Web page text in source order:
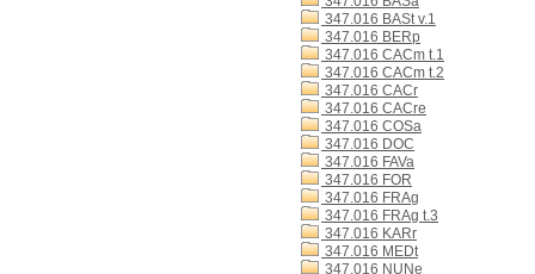
347.016 BASt v.1
347.016 BERp
347.016 CACm t.1
347.016 CACm t.2
347.016 CACr
347.016 CACre
347.016 COSa
347.016 DOC
347.016 FAVa
347.016 FOR
347.016 FRAg
347.016 FRAg t.3
347.016 KARr
347.016 MEDt
347.016 NUNe